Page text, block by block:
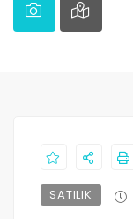
SATILIK